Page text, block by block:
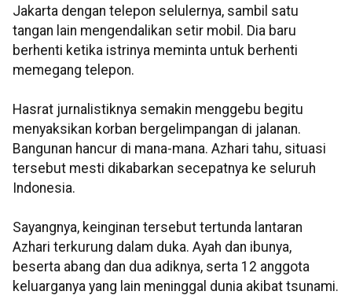
Jakarta dengan telepon selulernya, sambil satu
tangan lain mengendalikan setir mobil. Dia baru
berhenti ketika istrinya meminta untuk berhenti
memegang telepon.
Hasrat jurnalistiknya semakin menggebu begitu
menyaksikan korban bergelimpangan di jalanan.
Bangunan hancur di mana-mana. Azhari tahu, situasi
tersebut mesti dikabarkan secepatnya ke seluruh
Indonesia.
Sayangnya, keinginan tersebut tertunda lantaran
Azhari terkurung dalam duka. Ayah dan ibunya,
beserta abang dan dua adiknya, serta 12 anggota
keluarganya yang lain meninggal dunia akibat tsunami.